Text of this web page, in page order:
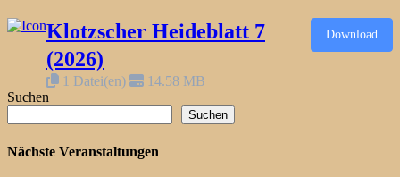
Klotzscher Heideblatt 7
(2026)
1 Datei(en) 14.58 MB
Download
Suchen
Suchen
Nächste Veranstaltungen